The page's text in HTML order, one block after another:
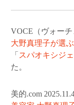
カテゴリーから探す
お悩みから探す
VOCE（ヴォーチ
大野真理子が選
「 スパオキシジ
た。
美的.com